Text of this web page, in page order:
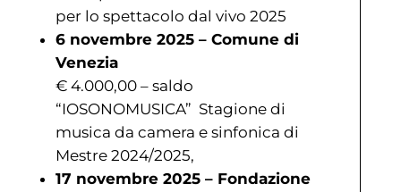
per lo spettacolo dal vivo 2025
6 novembre 2025 – Comune di
Venezia
€ 4.000,00 – saldo
“IOSONOMUSICA” Stagione di
musica da camera e sinfonica di
Mestre 2024/2025,
17 novembre 2025 – Fondazione